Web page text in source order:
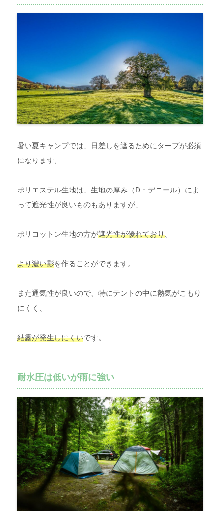
暑い夏キャンプでは、日差しを遮るためにタープが必須
になります。
ポリエステル生地は、生地の厚み（D：デニール）によ
って遮光性が良いものもありますが、
ポリコットン生地の方が遮光性が優れており
より濃い影を作ることができます。
また通気性が良いので、特にテントの中に熱気がこもり
にくく、
結露が発生しにくいです。
耐水圧は低いが雨に強い